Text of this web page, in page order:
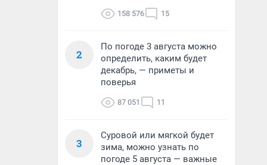
158 576 15
2
По погоде 3 августа можно
определить, каким будет
декабрь, — приметы и
поверья
87 051 11
3
Суровой или мягкой будет
зима, можно узнать по
погоде 5 августа — важные